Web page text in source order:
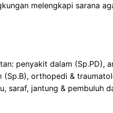
melengkapi sarana
penyakit dalam (Sp.PD),
orthopedi &
saraf, jantung & pembuluh